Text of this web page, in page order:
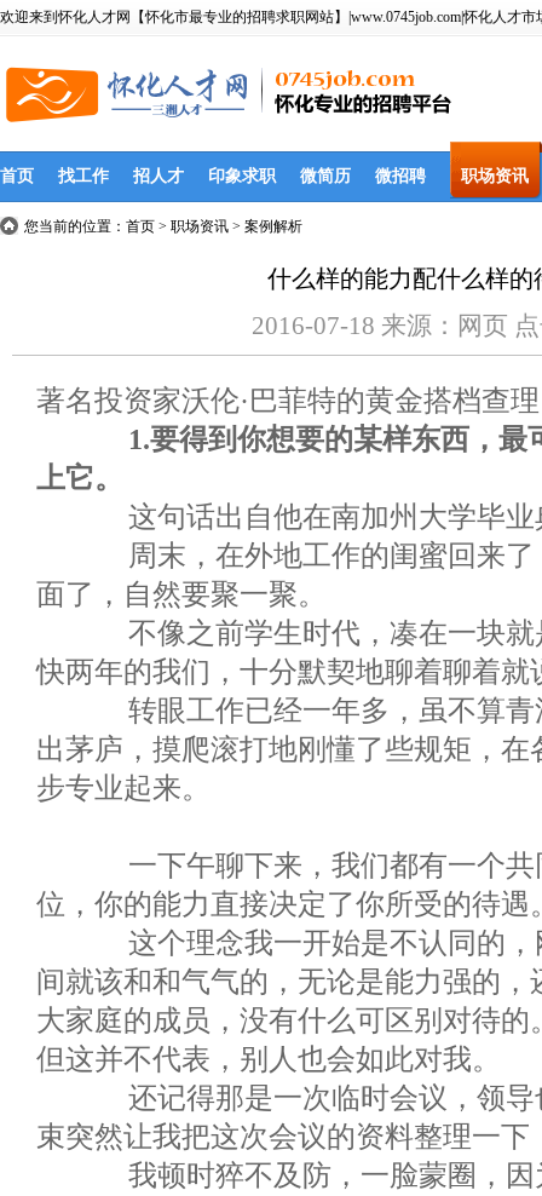
欢迎来到怀化人才网【怀化市最专业的招聘求职网站】|www.0745job.com|怀化人才
首页 找工作 招人才 印象求职 微简历 微招聘 职场资讯
您当前的位置： 首页 > 职场资讯 > 案例解析
什么样的能力配什么样的
2016-07-18 来源：网页
著名投资家沃伦·巴菲特的黄金搭档查
1.要得到你想要的某样东西，
上它。
这句话出自他在南加州大学毕业
周末，在外地工作的闺蜜回来了
面了，自然要聚一聚。
不像之前学生时代，凑在一块就
快两年的我们，十分默契地聊着聊着就
转眼工作已经一年多，虽不算青
出茅庐，摸爬滚打地刚懂了些规矩，
步专业起来。
一下午聊下来，我们都有一个共
位，你的能力直接决定了你所受的待遇
这个理念我一开始是不认同的，
间就该和和气气的，无论是能力强的
大家庭的成员，没有什么可区别对待
但这并不代表，别人也会如此对我。
还记得那是一次临时会议，领导
束突然让我把这次会议的资料整理一下
我顿时猝不及防，一脸蒙圈，因